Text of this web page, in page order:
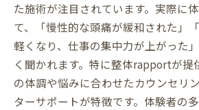
た施術が注目されています。実際に
て、「慢性的な頭痛が緩和された」
軽くなり、仕事の集中力が上がった
く聞かれます。特に整体rapportが提
の体調や悩みに合わせたカウンセリ
ターサポートが特徴です。体験者の